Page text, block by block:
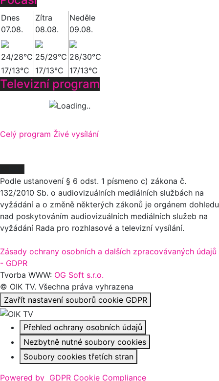
Dnes
07.08.
Zítra
08.08.
Neděle
09.08.
24/28°C 25/29°C 26/30°C
17/13°C
17/13°C 17/13°C
Televizní program
Celý program Živé vysílání
Podle ustanovení § 6 odst. 1 písmeno c) zákona č.
132/2010 Sb. o audiovizuálních mediálních službách na
vyžádání a o změně některých zákonů je orgánem dohledu
nad poskytováním audiovizuálních mediálních služeb na
vyžádání Rada pro rozhlasové a televizní vysílání.
Zásady ochrany osobních a dalších zpracovávaných údajů
- GDPR
Tvorba WWW: OG Soft s.r.o.
© OIK TV. Všechna práva vyhrazena
Zavřít nastavení souborů cookie GDPR
Přehled ochrany osobních údajů
Nezbytně nutné soubory cookies
Soubory cookies třetích stran
Powered by GDPR Cookie Compliance